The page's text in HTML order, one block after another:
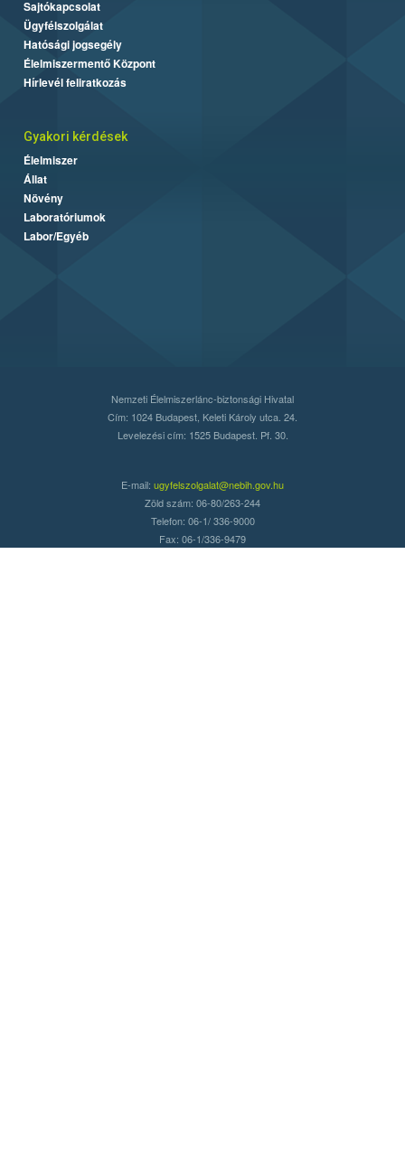
Sajtókapcsolat
Ügyfélszolgálat
Hatósági jogsegély
Élelmiszermentő Központ
Hírlevél feliratkozás
Gyakori kérdések
Élelmiszer
Állat
Növény
Laboratóriumok
Labor/Egyéb
Nemzeti Élelmiszerlánc-biztonsági Hivatal
Cím: 1024 Budapest, Keleti Károly utca. 24.
Levelezési cím: 1525 Budapest. Pf. 30.
E-mail: ugyfelszolgalat@nebih.gov.hu
Zöld szám: 06-80/263-244
Telefon: 06-1/ 336-9000
Fax: 06-1/336-9479